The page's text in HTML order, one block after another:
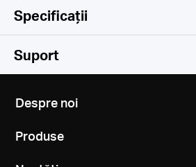
Specificații
Software
Store-And-Forward
Funcții Avansate
• Compatible With IEEE 802.3af/at
8.2 × 4.9 × 1.0 in (209 × 126 × 26 mm)
Performance
Suport
Despre noi
Produse